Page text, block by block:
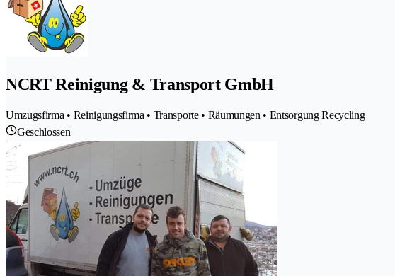
NCRT Reinigung & Transport GmbH
Umzugsfirma • Reinigungsfirma • Transporte • Räumungen • Entsorgung Recycling
Geschlossen